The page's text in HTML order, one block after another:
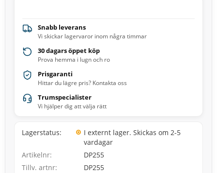
Snabb leverans
Vi skickar lagervaror inom några timmar
30 dagars öppet köp
Prova hemma i lugn och ro
Prisgaranti
Hittar du lägre pris? Kontakta oss
Trumspecialister
Vi hjälper dig att välja rätt
Lagerstatus
I externt lager. Skickas om 2-5
vardagar
Artikelnr
DP255
Tillv. artnr
DP255